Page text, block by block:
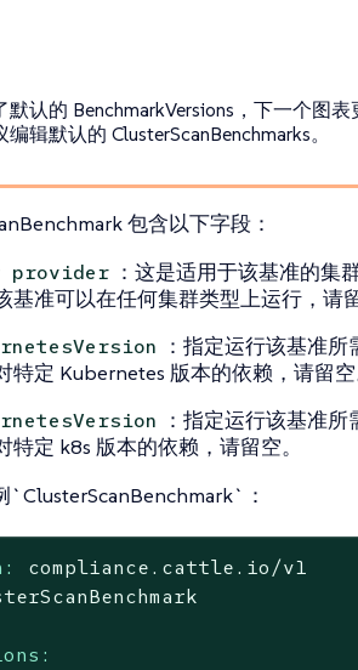
默认的 BenchmarkVersions，下一个图表
辑默认的 ClusterScanBenchmarks。
包含以下字段：
provider ：这是适用于该基准的集
基准可以在任何集群类型上运行，请留
：指定运行该基准所
特定 Kubernetes 版本的依赖，请留空
：指定运行该基准所
特定 k8s 版本的依赖，请留空。
`ClusterScanBenchmark`：
compliance.cattle.io/v1